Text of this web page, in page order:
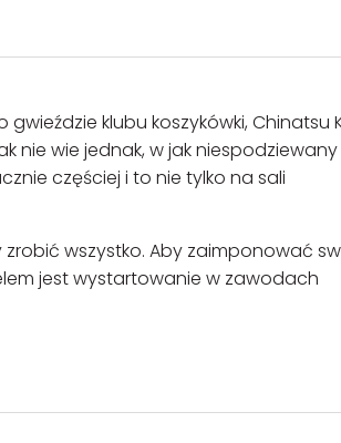
klubu koszykówki, Chinatsu
nie wie jednak, w jak niespodziewany
częściej i to nie tylko na sali
wszystko. Aby zaimponować
jest wystartowanie w zawodach